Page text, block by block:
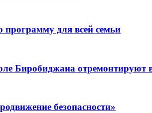
для всей семьи
Биробиджана отремонтируют
безопасности»